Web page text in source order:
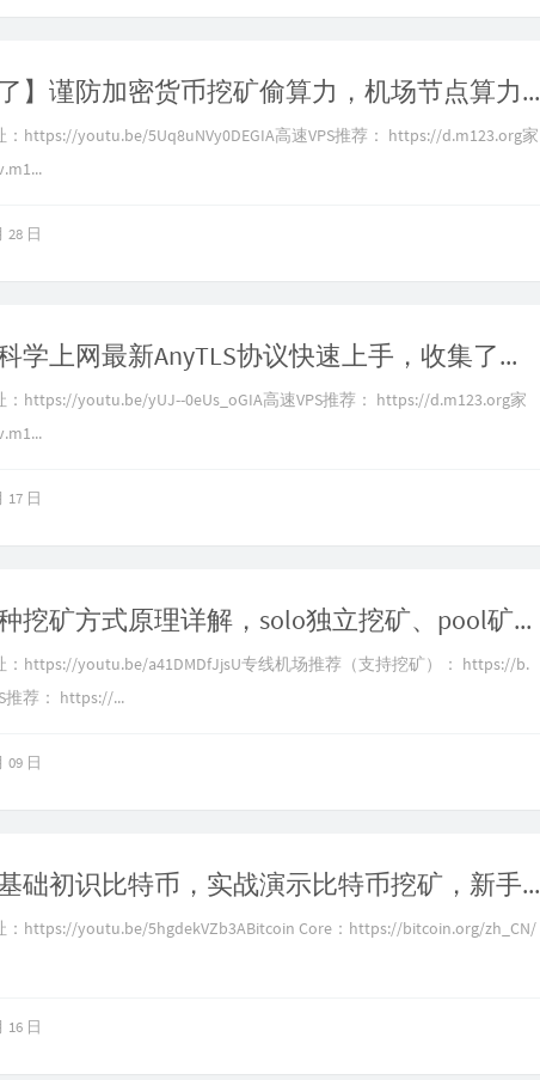
【别抽了我快干了】谨防加密货币挖矿偷算力，机场节点算力劫持实战演示，矿池中转抽水教程，不要再给别人打工了 | 加密货币安全科普
https://youtu.be/5Uq8uNVy0DEGIA高速VPS推荐： https://d.m123.org家
28 日
【代理新姿势】科学上网最新AnyTLS协议快速上手，收集了两年的各代理协议反馈分享，reality依旧稳如老狗！
https://youtu.be/yUJ--0eUs_oGIA高速VPS推荐： https://d.m123.org家
17 日
【加密货币】各种挖矿方式原理详解，solo独立挖矿、pool矿池挖矿、solo矿池挖矿，还有普通用户也能参与的零成本乐透彩票挖矿，中了直接成为百万富翁改写人生
https://youtu.be/a41DMDfJjsU专线机场推荐（支持挖矿）： https://b.
推荐： https://...
09 日
【加密货币】零基础初识比特币，实战演示比特币挖矿，新手小白也能看懂的比特币网络运行流程
https://youtu.be/5hgdekVZb3ABitcoin Core：https://bitcoin.org/zh_CN/
16 日